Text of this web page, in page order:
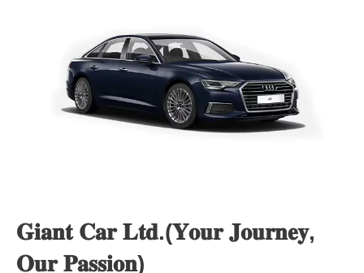
𝐆𝐢𝐚𝐧𝐭 𝐂𝐚𝐫 𝐋𝐭𝐝.(𝐘𝐨𝐮𝐫 𝐉𝐨𝐮𝐫𝐧𝐞𝐲,
𝐎𝐮𝐫 𝐏𝐚𝐬𝐬𝐢𝐨𝐧)